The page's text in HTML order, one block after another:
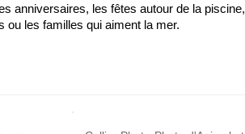
anniversaires, les fêtes autour de la
les familles qui aiment la mer.